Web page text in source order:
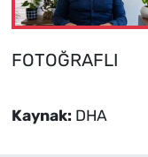
FOTOĞRAFLI
Kaynak: DHA